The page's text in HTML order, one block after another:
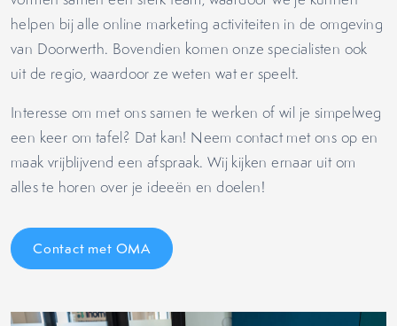
helpen bij alle online marketing activiteiten in de omgeving
van Doorwerth. Bovendien komen onze specialisten ook
uit de regio, waardoor ze weten wat er speelt.
Interesse om met ons samen te werken of wil je simpelweg
een keer om tafel? Dat kan! Neem contact met ons op en
maak vrijblijvend een afspraak. Wij kijken ernaar uit om
alles te horen over je ideeën en doelen!
Contact met OMA